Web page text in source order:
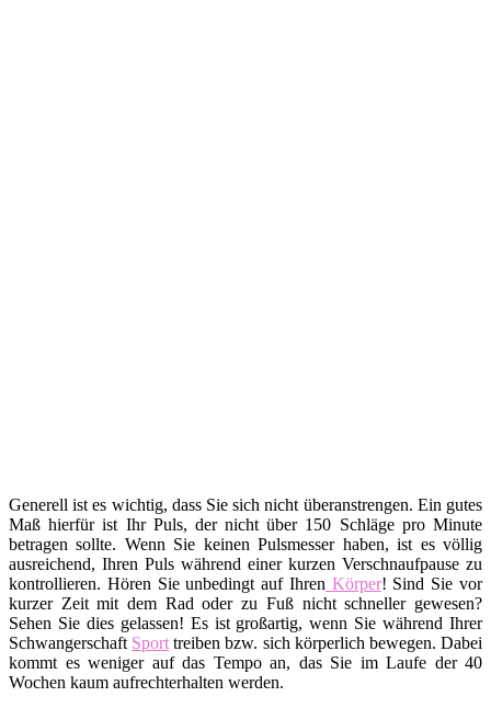
Generell ist es wichtig, dass Sie sich nicht überanstrengen. Ein gutes
Maß hierfür ist Ihr Puls, der nicht über 150 Schläge pro Minute
betragen sollte. Wenn Sie keinen Pulsmesser haben, ist es völlig
ausreichend, Ihren Puls während einer kurzen Verschnaufpause zu
kontrollieren. Hören Sie unbedingt auf Ihren Körper! Sind Sie vor
kurzer Zeit mit dem Rad oder zu Fuß nicht schneller gewesen?
Sehen Sie dies gelassen! Es ist großartig, wenn Sie während Ihrer
Schwangerschaft Sport treiben bzw. sich körperlich bewegen. Dabei
kommt es weniger auf das Tempo an, das Sie im Laufe der 40
Wochen kaum aufrechterhalten werden.